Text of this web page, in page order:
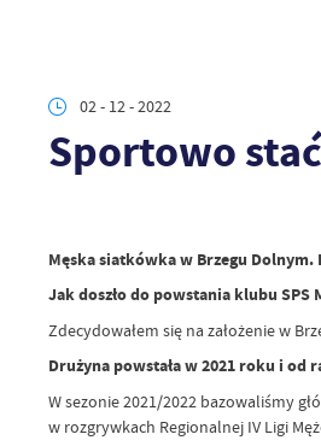
02 - 12 - 2022
Sportowo
Męska siatkówka w Brzegu Dolnym.
Jak doszło do powstania klubu SPS
Zdecydowałem się na założenie w
Drużyna powstała w 2021 roku i od
W sezonie 2021/2022 bazowaliśmy
w rozgrywkach Regionalnej IV Ligi